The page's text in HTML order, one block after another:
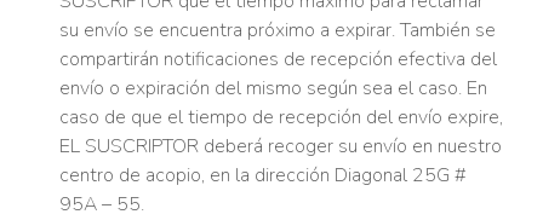
su envío se encuentra próximo a expirar. También se
compartirán notificaciones de recepción efectiva del
envío o expiración del mismo según sea el caso. En
caso de que el tiempo de recepción del envío expire,
EL SUSCRIPTOR deberá recoger su envío en nuestro
centro de acopio, en la dirección Diagonal 25G #
95A – 55.